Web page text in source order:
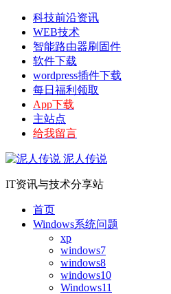
科技前沿资讯
WEB技术
智能路由器刷固件
软件下载
wordpress插件下载
每日福利领取
App下载
主站点
给我留言
泥人传说
IT资讯与技术分享站
首页
Windows系统问题
xp
windows7
windows8
windows10
Windows11